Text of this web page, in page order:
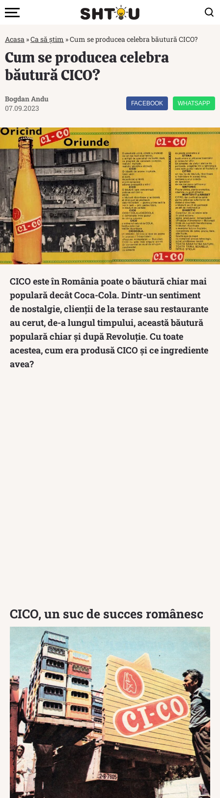
Acasa »Ca să știm »Cum se producea celebra băutură CICO?
Cum se producea celebra
băutură CICO?
Bogdan Andu
07.09.2023
FACEBOOK WHATSAPP
CICO este în România poate o băutură chiar mai
populară decât Coca-Cola. Dintr-un sentiment
de nostalgie, clienții de la terase sau restaurante
au cerut, de-a lungul timpului, această băutură
populară chiar și după Revoluție. Cu toate
acestea, cum era produsă CICO și ce ingrediente
avea?
CICO, un suc de succes românesc